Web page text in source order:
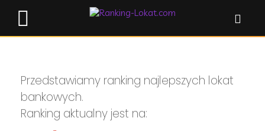
Przedstawiamy ranking najlepszych lokat
bankowych.
Ranking aktualny jest na: